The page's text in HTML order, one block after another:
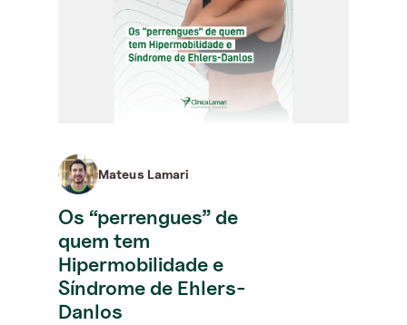
Mateus Lamari
Os “perrengues” de
quem tem
Hipermobilidade e
Síndrome de Ehlers-
Danlos